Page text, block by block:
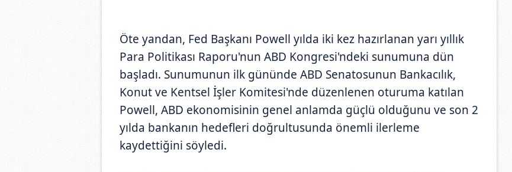
Öte yandan, Fed Başkanı Powell yılda iki kez hazırlanan yarı yıllık
Para Politikası Raporu'nun ABD Kongresi'ndeki sunumuna dün
başladı. Sunumunun ilk gününde ABD Senatosunun Bankacılık,
Konut ve Kentsel İşler Komitesi'nde düzenlenen oturuma katılan
Powell, ABD ekonomisinin genel anlamda güçlü olduğunu ve son 2
yılda bankanın hedefleri doğrultusunda önemli ilerleme
kaydettiğini söyledi.